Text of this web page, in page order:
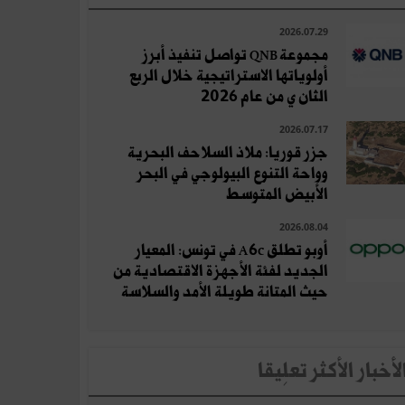
2026.07.29
مجموعة QNB تواصل تنفيذ أبرز
أولوياتها الاستراتيجية خلال الربع
الثان ي من عام 2026
2026.07.17
جزر قوريا: ملاذ السلاحف البحرية
وواحة التنوع البيولوجي في البحر
الأبيض المتوسط
2026.08.04
أوبو تطلق A6c في تونس: المعيار
الجديد لفئة الأجهزة الاقتصادية من
حيث المتانة طويلة الأمد والسلاسة
الأكثر تعلِيقا